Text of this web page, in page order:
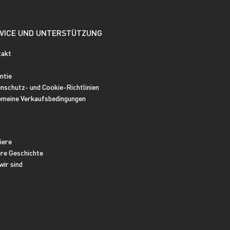
UND UNTERSTÜTZUNG
und Cookie-Richtlinien
Verkaufsbedingungen
Geschichte
sind